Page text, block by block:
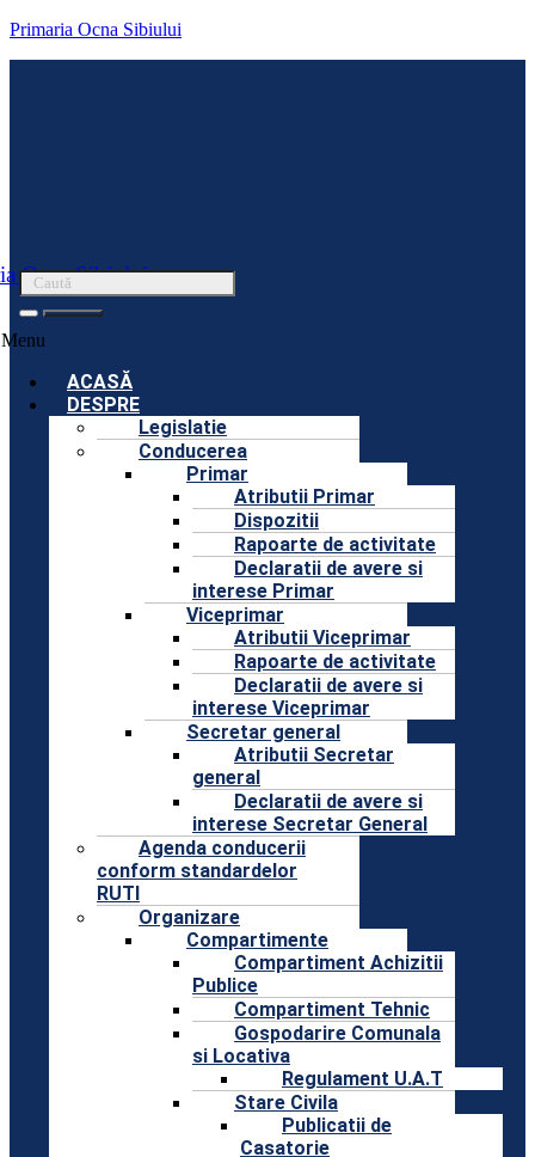
Primaria Ocna Sibiului
Ocna Sibiului
Menu
ACASĂ
DESPRE
Legislatie
Conducerea
Primar
Atributii Primar
Dispozitii
Rapoarte de activitate
Declaratii de avere si
interese Primar
Viceprimar
Atributii Viceprimar
Rapoarte de activitate
Declaratii de avere si
interese Viceprimar
Secretar general
Atributii Secretar
general
Declaratii de avere si
interese Secretar General
Agenda conducerii
conform standardelor
RUTI
Organizare
Compartimente
Compartiment Achizitii
Publice
Compartiment Tehnic
Gospodarire Comunala
si Locativa
Regulament U.A.T
Stare Civila
Publicatii de
Casatorie